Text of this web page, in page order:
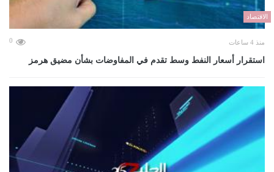
الاقتصاد
منذ 4 ساعات 0
استقرار أسعار النفط وسط تقدم في المفاوضات بشأن مضيق هرمز